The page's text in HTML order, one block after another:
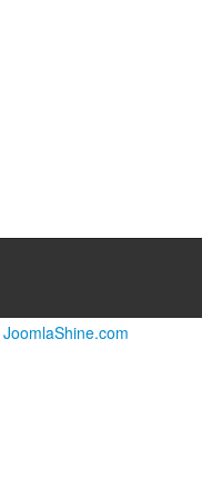
JoomlaShine.com